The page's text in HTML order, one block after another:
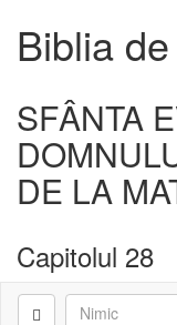
Biblia
SFÂNTA
DE LA
Capitolul 28
Nimic